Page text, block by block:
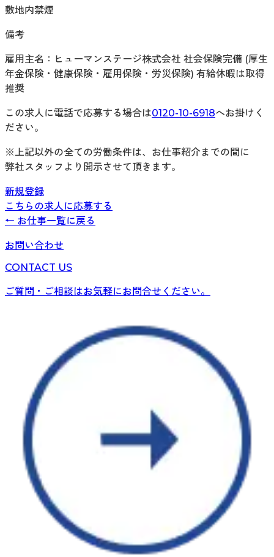
敷地内禁煙
備考
雇用主名：ヒューマンステージ株式会社 社会保険完備 (厚生
年金保険・健康保険・雇用保険・労災保険) 有給休暇は取得
推奨
この求人に電話で応募する場合は0120-10-6918へお掛けく
ださい。
※上記以外の全ての労働条件は、お仕事紹介までの間に
弊社スタッフより開示させて頂きます。
新規登録
こちらの求人に応募する
← お仕事一覧に戻る
お問い合わせ
CONTACT US
ご質問・ご相談はお気軽にお問合せください。